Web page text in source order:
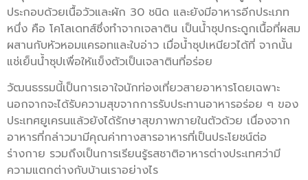
ประกอบด้วยเนื้อวัวและผัก 30 ชนิด และยังมีอาหารอีกประเภท
หนึ่ง คือ โคโลเดทส์ซึ่งทำจากเจลาติน เป็นน้ำซุปกระดูกเนื้อที่ผสม
ผสานกับหัวหอมแครอทและใบอ่าว เมื่อน้ำซุปเหนียวได้ที่ จากนั้น
แช่เย็นน้ำซุปเพื่อให้แข็งตัวเป็นเจลาตินที่อร่อย
วัฒนธรรมนี้เป็นการเอาใจนักท่องเที่ยวสายอาหารโดยเฉพาะ
นอกจากจะได้รับความสุขจากการรับประทานอาหารอร่อย ๆ ของ
ประเทศยูเครนแล้วยังได้รักษาสุขภาพภายในตัวด้วย เนื่องจาก
อาหารที่กล่าวมามีคุณค่าทางสารอาหารที่เป็นประโยชน์ต่อ
ร่างกาย รวมถึงเป็นการเรียนรู้รสชาติอาหารต่างประเทศว่ามี
ความแตกต่างกับบ้านเราอย่างไร